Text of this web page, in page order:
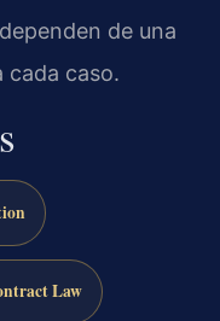
de una
cada caso.
Law